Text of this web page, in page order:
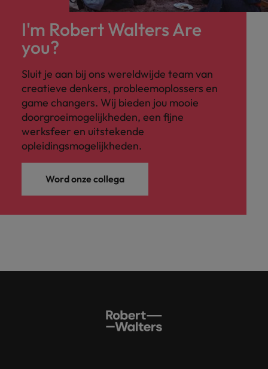
I'm Robert Walters Are
you?
Sluit je aan bij ons wereldwijde team van
creatieve denkers, probleemoplossers en
game changers. Wij bieden jou mooie
doorgroeimogelijkheden, een fijne
werksfeer en uitstekende
opleidingsmogelijkheden.
Word onze collega